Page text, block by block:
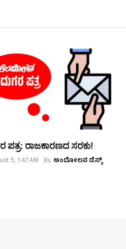
ಪತ್ರ: ರಾಜಕಾರಣದ ಸರಕು!
5, 1:47 AM By ಆಂದೋಲನ ಡೆಸ್ಕ್